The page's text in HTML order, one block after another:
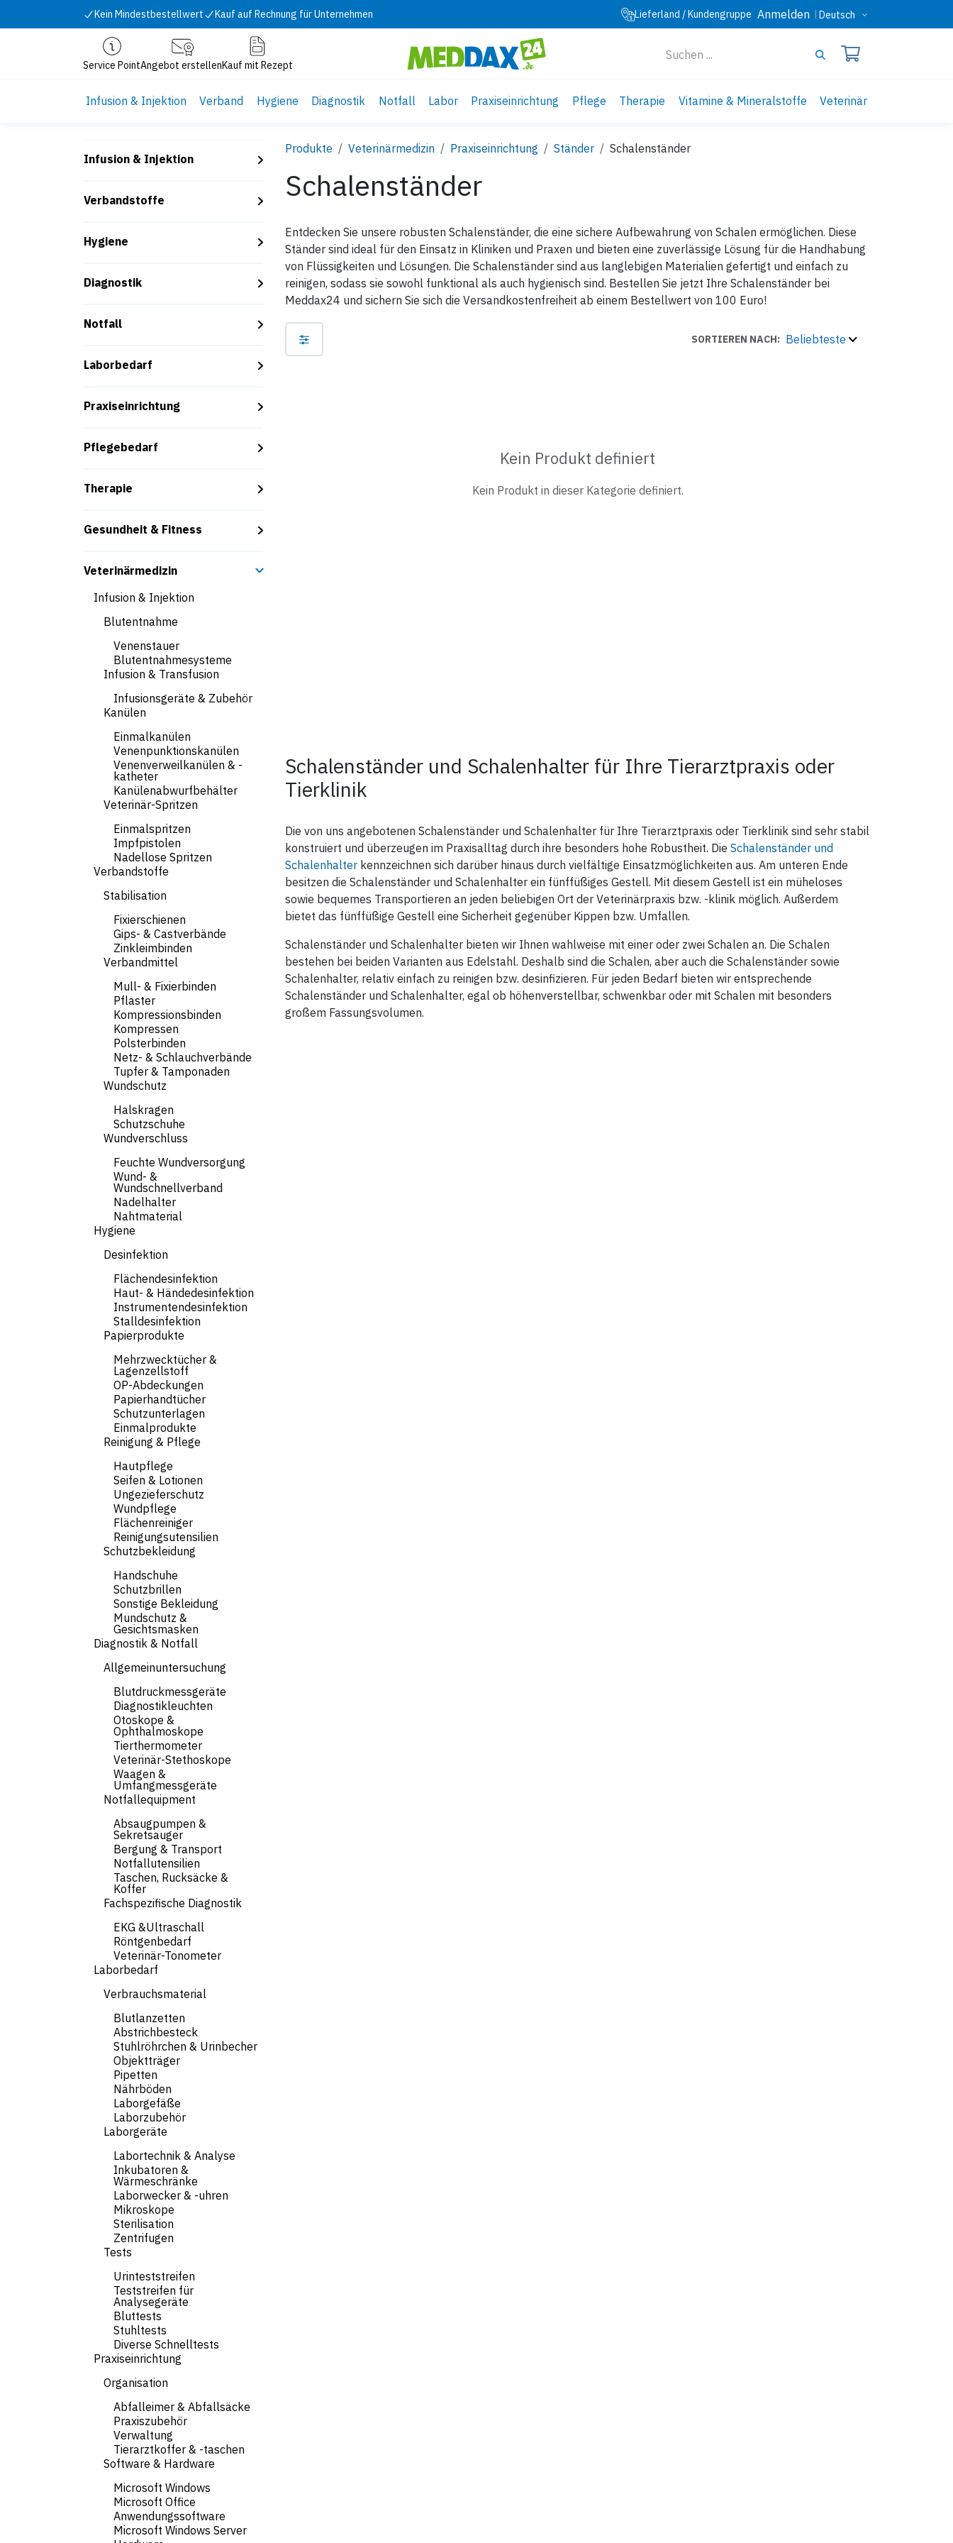
Kein Mindestbestellwert Kauf auf Rechnung für Unternehmen Lieferland / Kundengruppe Anmelden Deutsch
Service PointAngebot erstellenKauf mit Rezept
Infusion & Injektion Verband Hygiene Diagnostik Notfall Labor Praxiseinrichtung Pflege Therapie Vitamine & Mineralstoffe Veterinär
Infusion & Injektion
Verbandstoffe
Hygiene
Diagnostik
Notfall
Laborbedarf
Praxiseinrichtung
Pflegebedarf
Therapie
Gesundheit & Fitness
Veterinärmedizin
Infusion & Injektion
Blutentnahme
Venenstauer
Blutentnahmesysteme
Infusion & Transfusion
Infusionsgeräte & Zubehör
Kanülen
Einmalkanülen
Venenpunktionskanülen
Venenverweilkanülen & -
katheter
Kanülenabwurfbehälter
Veterinär-Spritzen
Einmalspritzen
Impfpistolen
Nadellose Spritzen
Verbandstoffe
Stabilisation
Fixierschienen
Gips- & Castverbände
Zinkleimbinden
Verbandmittel
Mull- & Fixierbinden
Pflaster
Kompressionsbinden
Kompressen
Polsterbinden
Netz- & Schlauchverbände
Tupfer & Tamponaden
Wundschutz
Halskragen
Schutzschuhe
Wundverschluss
Feuchte Wundversorgung
Wund- &
Wundschnellverband
Nadelhalter
Nahtmaterial
Hygiene
Desinfektion
Flächendesinfektion
Haut- & Händedesinfektion
Instrumentendesinfektion
Stalldesinfektion
Papierprodukte
Mehrzwecktücher &
Lagenzellstoff
OP-Abdeckungen
Papierhandtücher
Schutzunterlagen
Einmalprodukte
Reinigung & Pflege
Hautpflege
Seifen & Lotionen
Ungezieferschutz
Wundpflege
Flächenreiniger
Reinigungsutensilien
Schutzbekleidung
Handschuhe
Schutzbrillen
Sonstige Bekleidung
Mundschutz &
Gesichtsmasken
Diagnostik & Notfall
Allgemeinuntersuchung
Blutdruckmessgeräte
Diagnostikleuchten
Otoskope &
Ophthalmoskope
Tierthermometer
Veterinär-Stethoskope
Waagen &
Umfangmessgeräte
Notfallequipment
Absaugpumpen &
Sekretsauger
Bergung & Transport
Notfallutensilien
Taschen, Rucksäcke &
Koffer
Fachspezifische Diagnostik
EKG &Ultraschall
Röntgenbedarf
Veterinär-Tonometer
Laborbedarf
Verbrauchsmaterial
Blutlanzetten
Abstrichbesteck
Stuhlröhrchen & Urinbecher
Objektträger
Pipetten
Nährböden
Laborgefäße
Laborzubehör
Laborgeräte
Labortechnik & Analyse
Inkubatoren &
Wärmeschränke
Laborwecker & -uhren
Mikroskope
Sterilisation
Zentrifugen
Tests
Urinteststreifen
Teststreifen für
Analysegeräte
Bluttests
Stuhltests
Diverse Schnelltests
Praxiseinrichtung
Organisation
Abfalleimer & Abfallsäcke
Praxiszubehör
Verwaltung
Tierarztkoffer & -taschen
Software & Hardware
Microsoft Windows
Microsoft Office
Anwendungssoftware
Microsoft Windows Server
Produkte Veterinärmedizin Praxiseinrichtung Ständer Schalenständer
Schalenständer
Entdecken Sie unsere robusten Schalenständer, die eine sichere Aufbewahrung von Schalen ermöglichen. Diese
Ständer sind ideal für den Einsatz in Kliniken und Praxen und bieten eine zuverlässige Lösung für die Handhabung
von Flüssigkeiten und Lösungen. Die Schalenständer sind aus langlebigen Materialien gefertigt und einfach zu
reinigen, sodass sie sowohl funktional als auch hygienisch sind. Bestellen Sie jetzt Ihre Schalenständer bei
Meddax24 und sichern Sie sich die Versandkostenfreiheit ab einem Bestellwert von 100 Euro!
SORTIEREN NACH: Beliebteste
Kein Produkt definiert
Kein Produkt in dieser Kategorie definiert.
Schalenständer und Schalenhalter für Ihre Tierarztpraxis oder
Tierklinik
Die von uns angebotenen Schalenständer und Schalenhalter für Ihre Tierarztpraxis oder Tierklinik sind sehr stabil
konstruiert und überzeugen im Praxisalltag durch ihre besonders hohe Robustheit. Die Schalenständer und
Schalenhalter kennzeichnen sich darüber hinaus durch vielfältige Einsatzmöglichkeiten aus. Am unteren Ende
besitzen die Schalenständer und Schalenhalter ein fünffüßiges Gestell. Mit diesem Gestell ist ein müheloses
sowie bequemes Transportieren an jeden beliebigen Ort der Veterinärpraxis bzw. -klinik möglich. Außerdem
bietet das fünffüßige Gestell eine Sicherheit gegenüber Kippen bzw. Umfallen.
Schalenständer und Schalenhalter bieten wir Ihnen wahlweise mit einer oder zwei Schalen an. Die Schalen
bestehen bei beiden Varianten aus Edelstahl. Deshalb sind die Schalen, aber auch die Schalenständer sowie
Schalenhalter, relativ einfach zu reinigen bzw. desinfizieren. Für jeden Bedarf bieten wir entsprechende
Schalenständer und Schalenhalter, egal ob höhenverstellbar, schwenkbar oder mit Schalen mit besonders
großem Fassungsvolumen.